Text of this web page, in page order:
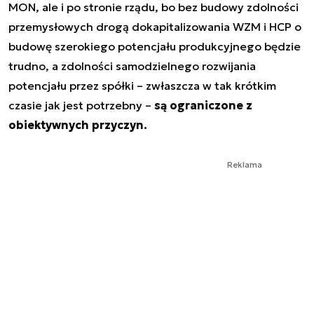
MON, ale i po stronie rządu, bo bez budowy zdolności
przemysłowych drogą dokapitalizowania WZM i HCP o
budowę szerokiego potencjału produkcyjnego będzie
trudno, a zdolności samodzielnego rozwijania
potencjału przez spółki – zwłaszcza w tak krótkim
czasie jak jest potrzebny – są ograniczone z
obiektywnych przyczyn.
Reklama